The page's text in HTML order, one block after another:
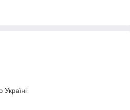
Україні